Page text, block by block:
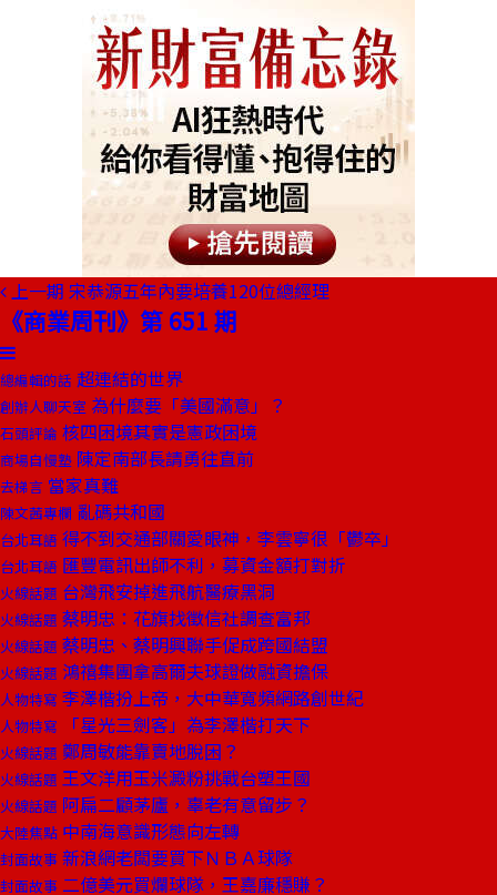
上一期 宋恭源五年內要培養120位總經理
《商業周刊》第 651 期
總編輯的話 超連結的世界
創辦人聊天室 為什麼要「美國滿意」？
石頭評論 核四困境其實是憲政困境
商場自慢塾 陳定南部長請勇往直前
去梯言 當家真難
陳文茜專欄 亂碼共和國
台北耳語 得不到交通部關愛眼神，李雲寧很「鬱卒」
台北耳語 匯豐電訊出師不利，募資金額打對折
火線話題 台灣飛安掉進飛航醫療黑洞
火線話題 蔡明忠：花旗找徵信社調查富邦
火線話題 蔡明忠、蔡明興聯手促成跨國結盟
火線話題 鴻禧集團拿高爾夫球證做融資擔保
人物特寫 李澤楷扮上帝，大中華寬頻網路創世紀
人物特寫 「星光三劍客」為李澤楷打天下
火線話題 鄭周敏能靠賣地脫困？
火線話題 王文洋用玉米澱粉挑戰台塑王國
火線話題 阿扁二顧茅廬，辜老有意留步？
大陸焦點 中南海意識形態向左轉
封面故事 新浪網老闆要買下ＮＢＡ球隊
封面故事 二億美元買爛球隊，王嘉廉穩賺？